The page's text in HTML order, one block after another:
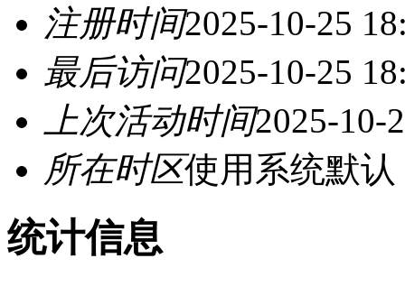
注册时间2025-10-25
最后访问2025-10-25
上次活动时间2025-10-
所在时区使用系统默认
统计信息